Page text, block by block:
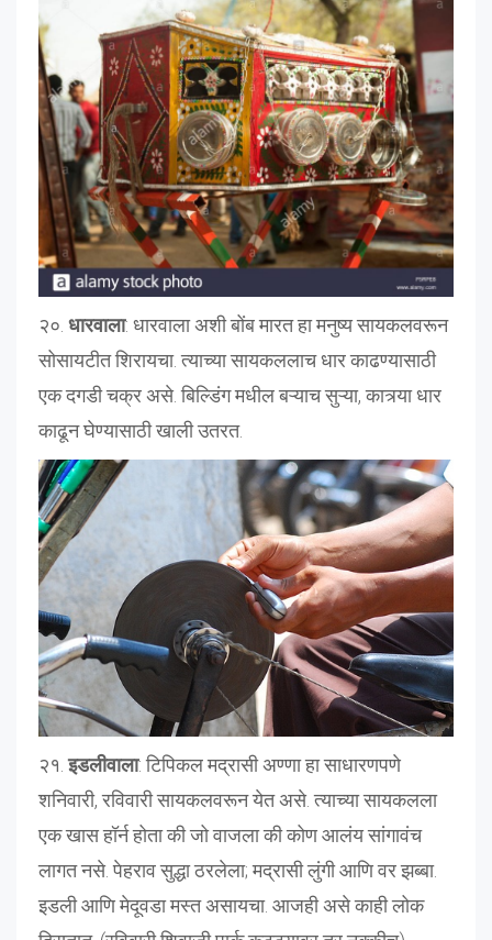
२०. धारवाला: धारवाला अशी बोंब मारत हा मनुष्य सायकलवरून
सोसायटीत शिरायचा. त्याच्या सायकललाच धार काढण्यासाठी
एक दगडी चक्र असे. बिल्डिंग मधील बऱ्याच सुऱ्या, कात्र्या धार
काढून घेण्यासाठी खाली उतरत.
२१.इडलीवाला: टिपिकल मद्रासी अण्णा हा साधारणपणे
शनिवारी, रविवारी सायकलवरून येत असे. त्याच्या सायकलला
एक खास हॉर्न होता की जो वाजला की कोण आलंय सांगावंच
लागत नसे. पेहराव सुद्धा ठरलेला; मद्रासी लुंगी आणि वर झब्बा.
इडली आणि मेदूवडा मस्त असायचा. आजही असे काही लोक